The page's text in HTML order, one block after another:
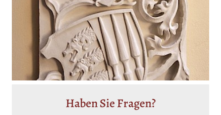
Haben Sie Fragen?